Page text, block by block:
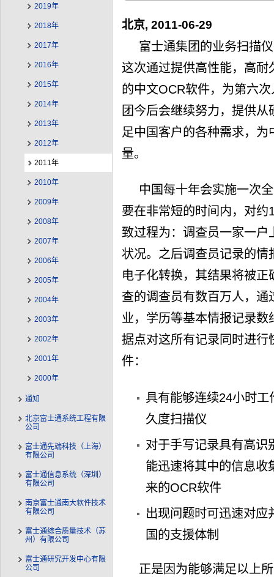
2019年
2018年
2017年
2016年
2015年
2014年
2013年
2012年
2011年
2010年
2009年
2008年
2007年
2006年
2005年
2004年
2003年
2002年
2001年
2000年
通知
北京富士通系统工程有限
公司
富士通先端科技（上海）
有限公司
富士通信息系统（深圳）
有限公司
南京富士通南大软件技术
有限公司
富士通综合质量技术（苏
州）有限公司
富士通研究开发中心有限
公司
北京, 2011-06-29
富士通集团的业务扫描
这次通过提供高性能，高耐
的中文OCR软件，为第六
团今后会继续努力，提供
足中国客户的各种需求，
量。
中国每十年会实施一次
要在非常短的时间内，对
致过程为：调查员一家一
状况。之后调查员记录的
电子化转换，其结果将被
查的调查员有数百万人，
业，学历等基本情报记录
据点对这所有记录同时进
件：
具有能够连续24小时工
久度扫描仪
对于手写记录具有高识
能迅速将其中的信息收
来的OCR软件
出现问题时可迅速对应
国的支援体制
正是因为能够满足以上